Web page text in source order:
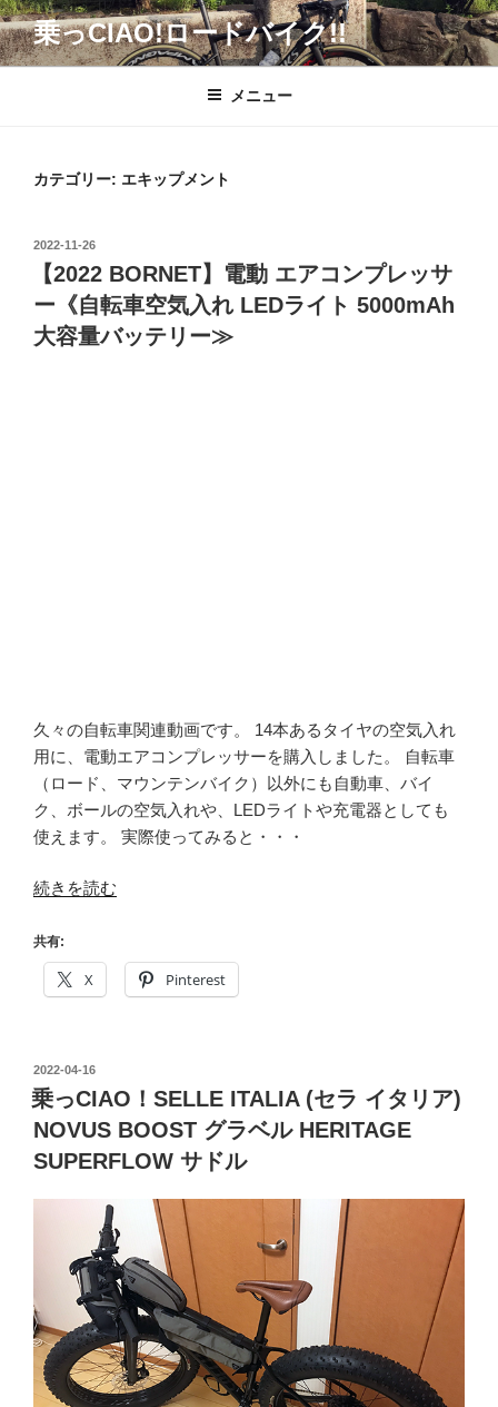
コ
ン
テ
乗っCIAO!ロードバイク!!
メニュー
カテゴリー: エキップメント
投
稿
日:
2022-11-26
【2022 BORNET】電動 エアコンプレッサ
ー《自転車空気入れ LEDライト 5000mAh
大容量バッテリー≫
久々の自転車関連動画です。 14本あるタイヤの空気入れ
用に、電動エアコンプレッサーを購入しました。 自転車
（ロード、マウンテンバイク）以外にも自動車、バイ
ク、ボールの空気入れや、LEDライトや充電器としても
使えます。 実際使ってみると・・・
“【2022
電
動
エ
ン
プ
レ
ッ
空
気
入
れ
続きを読む
共有:
X Pinterest
投
稿
日:
2022-04-16
乗っCIAO！SELLE ITALIA (セラ イタリア)
NOVUS BOOST グラベル HERITAGE
SUPERFLOW サドル